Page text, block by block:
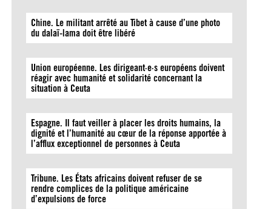
Chine. Le militant arrêté au Tibet à cause d’une photo
du dalaï-lama doit être libéré
Union européenne. Les dirigeant·e·s européens doivent
réagir avec humanité et solidarité concernant la
situation à Ceuta
Espagne. Il faut veiller à placer les droits humains, la
dignité et l’humanité au cœur de la réponse apportée à
l’afflux exceptionnel de personnes à Ceuta
Tribune. Les États africains doivent refuser de se
rendre complices de la politique américaine
d’expulsions de force